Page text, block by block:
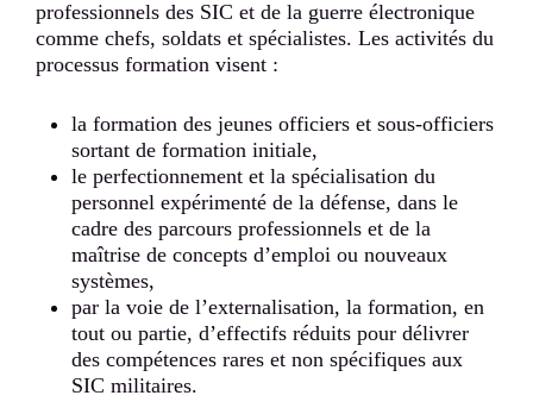
professionnels des SIC et de la guerre électronique
comme chefs, soldats et spécialistes. Les activités du
processus formation visent :
la formation des jeunes officiers et sous-officiers
sortant de formation initiale,
le perfectionnement et la spécialisation du
personnel expérimenté de la défense, dans le
cadre des parcours professionnels et de la
maîtrise de concepts d’emploi ou nouveaux
systèmes,
par la voie de l’externalisation, la formation, en
tout ou partie, d’effectifs réduits pour délivrer
des compétences rares et non spécifiques aux
SIC militaires.